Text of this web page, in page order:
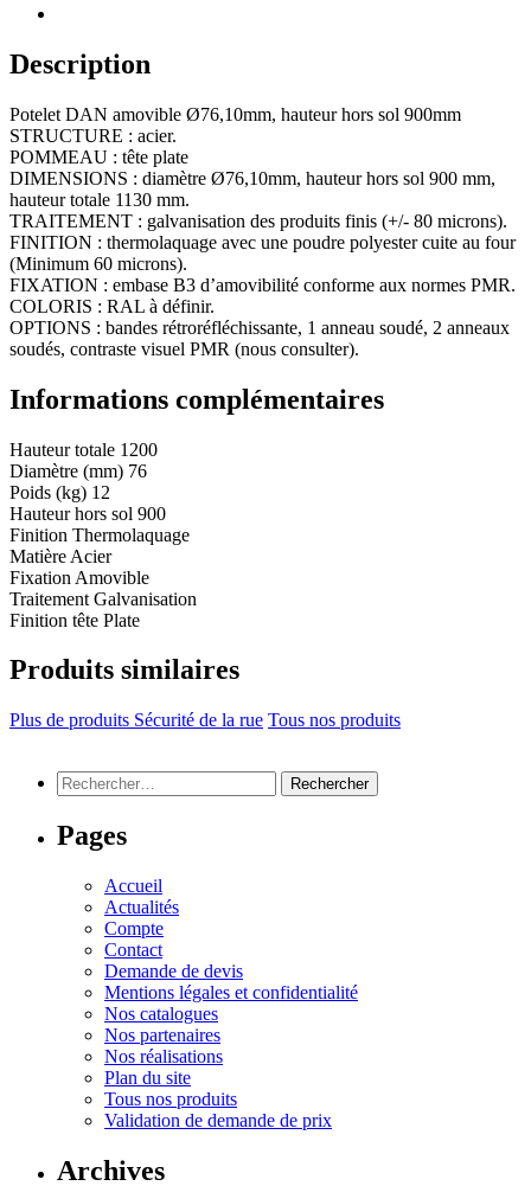
Description
Potelet DAN amovible Ø76,10mm, hauteur hors sol 900mm
STRUCTURE : acier.
POMMEAU : tête plate
DIMENSIONS : diamètre Ø76,10mm, hauteur hors sol 900 mm,
hauteur totale 1130 mm.
TRAITEMENT : galvanisation des produits finis (+/- 80 microns).
FINITION : thermolaquage avec une poudre polyester cuite au four
(Minimum 60 microns).
FIXATION : embase B3 d’amovibilité conforme aux normes PMR.
COLORIS : RAL à définir.
OPTIONS : bandes rétroréfléchissante, 1 anneau soudé, 2 anneaux
soudés, contraste visuel PMR (nous consulter).
Informations complémentaires
Hauteur totale 1200
Diamètre (mm) 76
Poids (kg) 12
Hauteur hors sol 900
Finition Thermolaquage
Matière Acier
Fixation Amovible
Traitement Galvanisation
Finition tête Plate
Produits similaires
Plus de produits Sécurité de la rue Tous nos produits
Rechercher :
Pages
Accueil
Actualités
Compte
Contact
Demande de devis
Mentions légales et confidentialité
Nos catalogues
Nos partenaires
Nos réalisations
Plan du site
Tous nos produits
Validation de demande de prix
Archives